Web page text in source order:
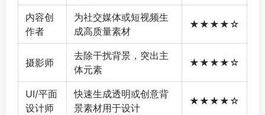
内容创
作者
为社交媒体或短视频生
成高质量素材
★★★★☆
摄影师
去除干扰背景，突出主
体元素
★★★★☆
UI/平面
设计师
快速生成透明或创意背
景素材用于设计
★★★★☆